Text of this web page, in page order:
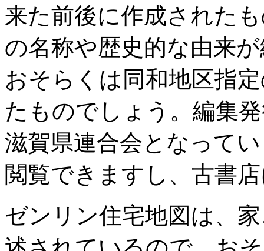
来た前後に作成された
の名称や歴史的な由来
おそらくは同和地区指
たものでしょう。編集
滋賀県連合会となって
閲覧できますし、古書
ゼンリン住宅地図は、